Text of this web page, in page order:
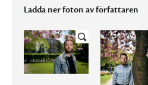
Ladda ner foton av författaren